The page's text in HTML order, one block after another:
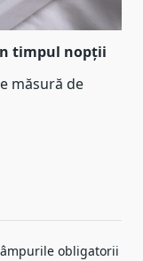
timpul nopții
măsură de
obligatorii